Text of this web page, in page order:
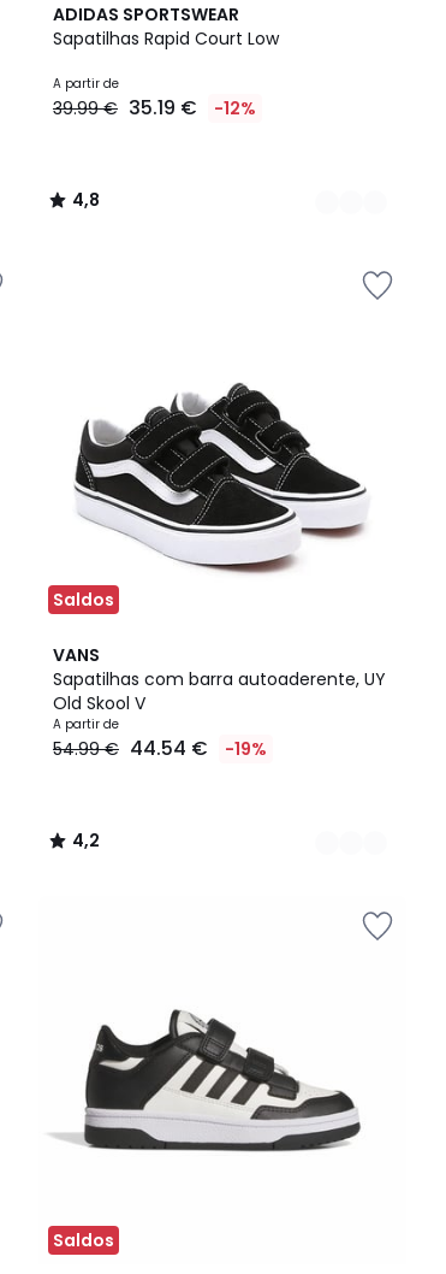
ADIDAS SPORTSWEAR
Sapatilhas Rapid Court Low
A partir de
39.99 € 35.19 € -12%
4,8
/ 5
3
Cores
4,8
/
Saldos
VANS
Sapatilhas com barra autoaderente, UY
Old Skool V
A partir de
54.99 € 44.54 € -19%
4,2
/ 5
2
Cores
4,2
/
Saldos